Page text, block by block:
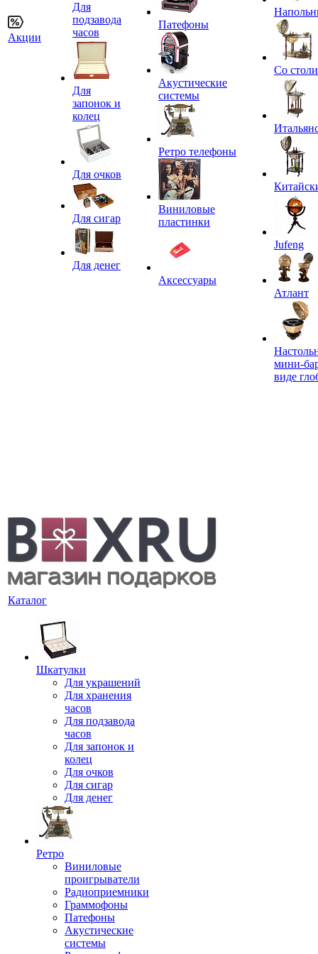
Акции
Для
подзавода
часов
Для
запонок и
колец
Для очков
Для сигар
Для денег
Патефоны
Акустические
системы
Ретро телефоны
Виниловые
пластинки
Аксессуары
Со
Jufeng
Атлант
мини-
виде
Каталог
Шкатулки
Для украшений
Для хранения
часов
Для подзавода
часов
Для запонок и
колец
Для очков
Для сигар
Для денег
Ретро
Виниловые
проигрыватели
Радиоприемники
Граммофоны
Патефоны
Акустические
системы